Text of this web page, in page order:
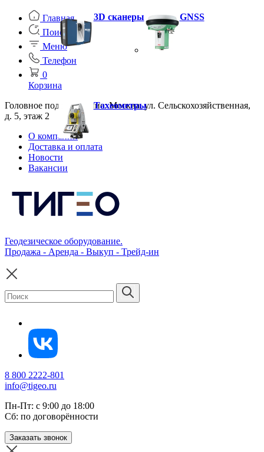
Главная
Поиск
Меню
Телефон
0
Корзина
Головное подразделение: Москва, ул. Сельскохозяйственная,
д. 5, этаж 2
О компании
Доставка и оплата
Новости
Вакансии
Геодезическое оборудование.
Продажа - Аренда - Выкуп - Трейд-ин
8 800 2222-801
info@tigeo.ru
Пн-Пт: с 9:00 до 18:00
Сб: по договорённости
Заказать звонок
3D сканеры GNSS
Тахеометры